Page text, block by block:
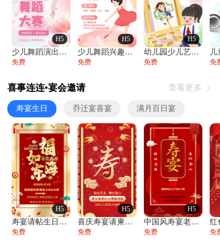
H5
少儿舞蹈演出舞蹈比赛跳舞大赛文艺汇演活动
免费
H5
少儿舞蹈兴趣班艺术培训学校招生宣传
免费
H5
幼儿园少儿艺术展览绘画展摄影作品展美术展
免费 免
喜事连连•宴会邀请 查看更多 
寿宴生日 乔迁宴喜宴 满月百日宴
H5
寿宴请帖生日宴邀请函老人寿星生日快乐祝寿
免费
H5
喜庆寿宴请柬老人生日宴会邀请函请柬过大寿
免费
H5
中国风寿宴老人生日宴会邀请函寿宴请帖请柬
免费 免